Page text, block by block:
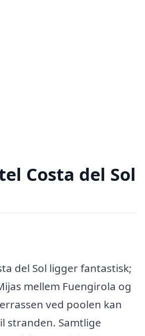
Costa del Sol
del Sol ligger fantastisk;
mellem Fuengirola og
ved poolen kan
stranden. Samtlige